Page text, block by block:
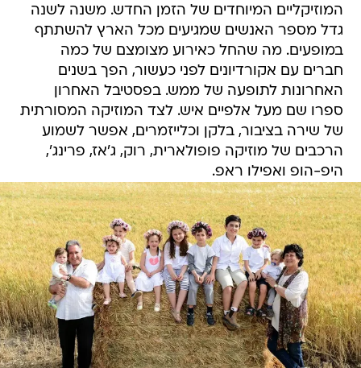
המוזיקליים המיוחדים של הזמן החדש. משנה לשנה
גדל מספר האנשים שמגיעים מכל הארץ להשתתף
במופעים. מה שהחל כאירוע מצומצם של כמה
חברים עם אקורדיונים לפני כעשור, הפך בשנים
האחרונות לתופעה של ממש. בפסטיבל האחרון
ספרו שם מעל אלפיים איש. לצד המוזיקה המסורתית
של שירה בציבור, בלקן וכלייזמרים, אפשר לשמוע
הרכבים של מוזיקה פופולארית, רוק, ג'אז, פרינג',
היפ-הופ ואפילו ראפ.